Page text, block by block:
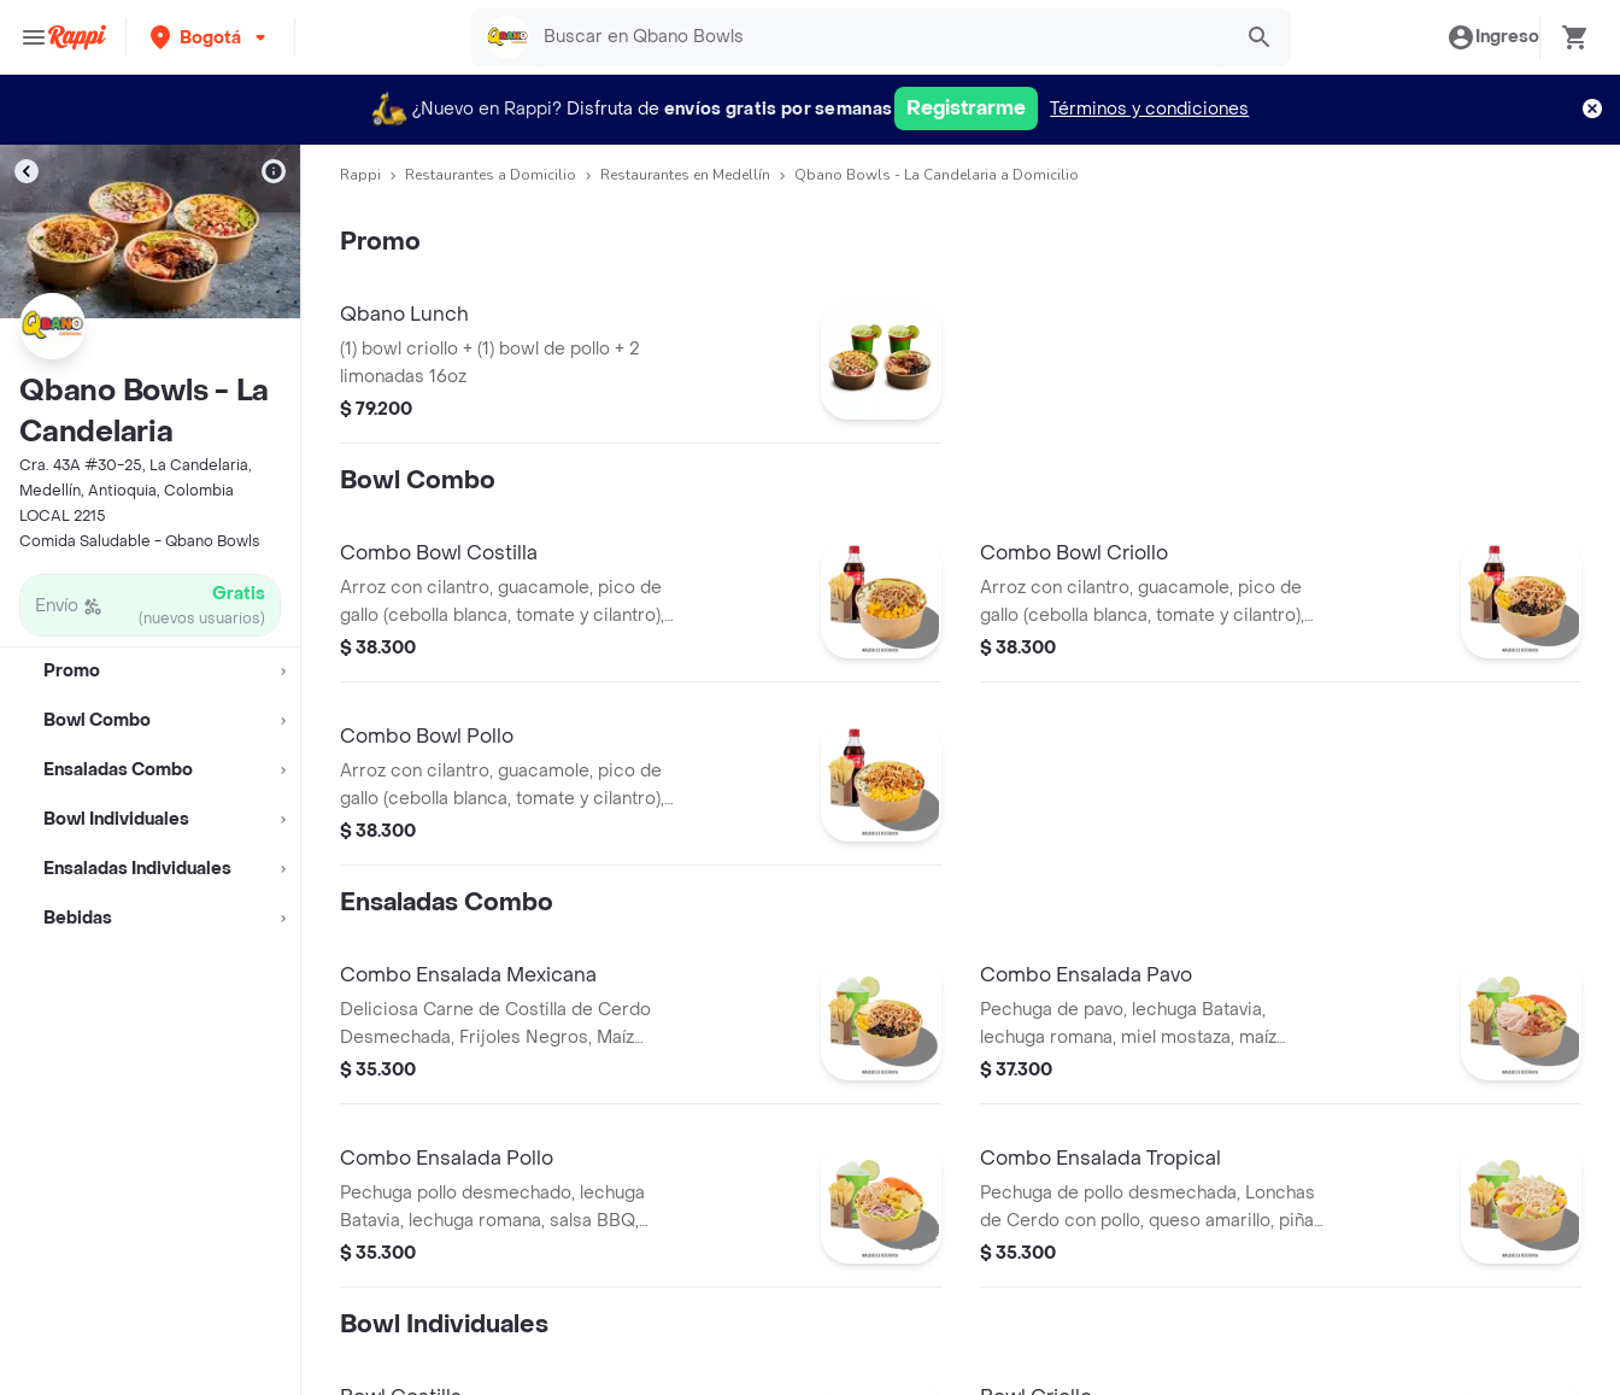
Bogotá Ingreso
¿Nuevo en Rappi? Disfruta de envíos gratis por semanas Registrarme Términos y condiciones
Qbano Bowls - La
Candelaria
Cra. 43A #30-25, La Candelaria,
Medellín, Antioquia, Colombia
LOCAL 2215
Comida Saludable - Qbano Bowls
Envío Gratis
(nuevos usuarios)
Promo
Bowl Combo
Ensaladas Combo
Bowl Individuales
Ensaladas Individuales
Bebidas
Rappi Restaurantes a Domicilio Restaurantes en Medellín Qbano Bowls - La Candelaria a Domicilio
Promo
Qbano Lunch
(1) bowl criollo + (1) bowl de pollo + 2
limonadas 16oz
$ 79.200
Bowl Combo
Combo Bowl Costilla
Arroz con cilantro, guacamole, pico de
gallo (cebolla blanca, tomate y cilantro),
piña calada asada y costilla de cerdo
$ 38.300
Combo Bowl Criollo
Arroz con cilantro, guacamole, pico de
gallo (cebolla blanca, tomate y cilantro),
carne de res desmechada, hogo, chorizo
$ 38.300
Combo Bowl Pollo
Arroz con cilantro, guacamole, pico de
gallo (cebolla blanca, tomate y cilantro),
maíz tierno, hogo y pechuga de pollo
$ 38.300
Ensaladas Combo
Combo Ensalada Mexicana
Deliciosa Carne de Costilla de Cerdo
Desmechada, Frijoles Negros, Maíz
tierno, Queso mozzarella, Guacamole,
$ 35.300
Combo Ensalada Pavo
Pechuga de pavo, lechuga Batavia,
lechuga romana, miel mostaza, maíz
tierno, tomate chonto, croutones y
$ 37.300
Combo Ensalada Pollo
Pechuga pollo desmechado, lechuga
Batavia, lechuga romana, salsa BBQ,
tomate chonto, queso mozzarella, cebolla
$ 35.300
Combo Ensalada Tropical
Pechuga de pollo desmechada, Lonchas
de Cerdo con pollo, queso amarillo, piña
calada, lechuga batavia y mayonesa.
$ 35.300
Bowl Individuales